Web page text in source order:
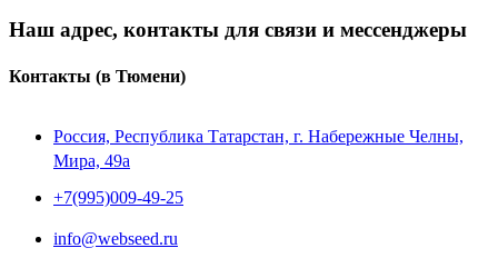
Наш адрес, контакты для связи и мессенджеры
Контакты (в Тюмени)
Россия, Республика Татарстан, г. Набережные Челны,
Мира, 49a
+7(995)009-49-25
info@webseed.ru